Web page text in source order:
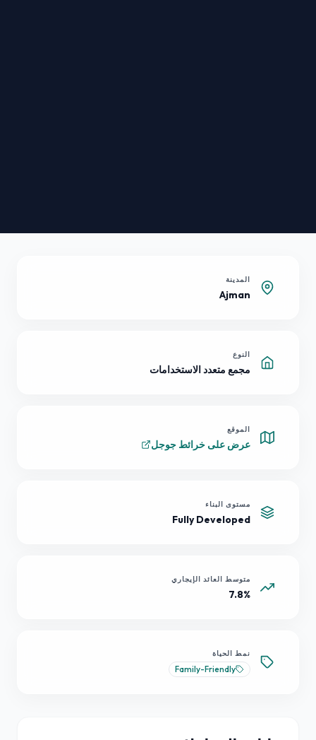
المدينة
Ajman
النوع
مجمع متعدد الاستخدامات
الموقع
عرض على خرائط جوجل
مستوى البناء
Fully Developed
متوسط العائد الإيجاري
7.8%
نمط الحياة
Family-Friendly